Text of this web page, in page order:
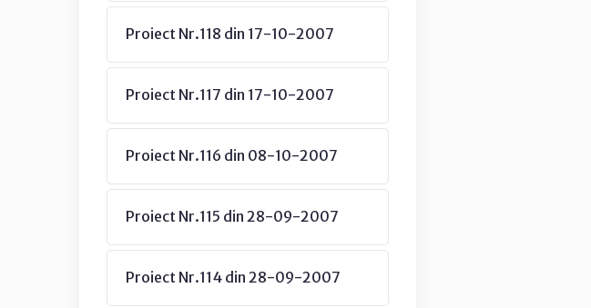
Proiect Nr.118 din 17-10-2007
Proiect Nr.117 din 17-10-2007
Proiect Nr.116 din 08-10-2007
Proiect Nr.115 din 28-09-2007
Proiect Nr.114 din 28-09-2007